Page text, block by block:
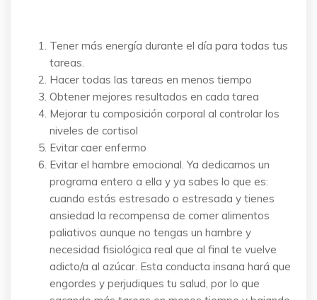
Tener más energía durante el día para todas tus
tareas.
Hacer todas las tareas en menos tiempo
Obtener mejores resultados en cada tarea
Mejorar tu composición corporal al controlar los
niveles de cortisol
Evitar caer enfermo
Evitar el hambre emocional. Ya dedicamos un
programa entero a ella y ya sabes lo que es:
cuando estás estresado o estresada y tienes
ansiedad la recompensa de comer alimentos
paliativos aunque no tengas un hambre y
necesidad fisiológica real que al final te vuelve
adicto/a al azúcar. Esta conducta insana hará que
engordes y perjudiques tu salud, por lo que